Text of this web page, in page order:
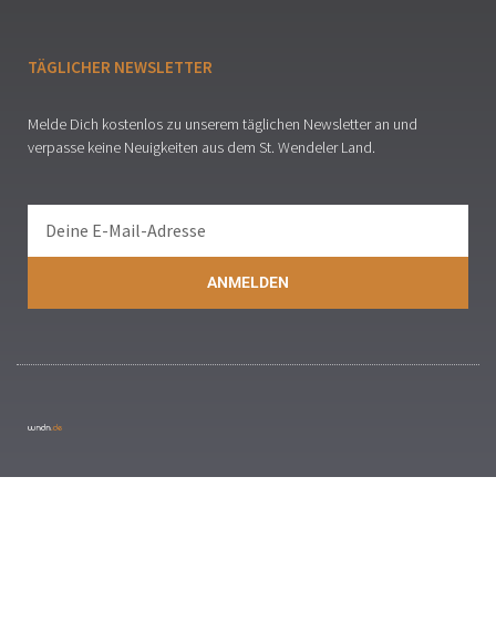
TÄGLICHER NEWSLETTER
Melde Dich kostenlos zu unserem täglichen Newsletter an und
verpasse keine Neuigkeiten aus dem St. Wendeler Land.
ANMELDEN